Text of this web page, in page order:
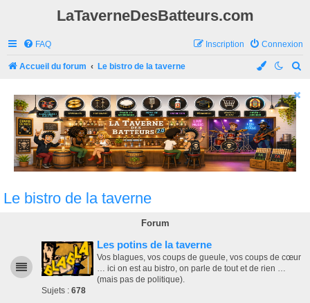
LaTaverneDesBatteurs.com
FAQ Connexion
Inscription
Accueil du forum Le bistro de la taverne
Le bistro de la taverne
Forum
Les potins de la taverne
Vos blagues, vos coups de gueule, vos coups de cœur
… ici on est au bistro, on parle de tout et de rien …
(mais pas de politique).
Sujets : 678